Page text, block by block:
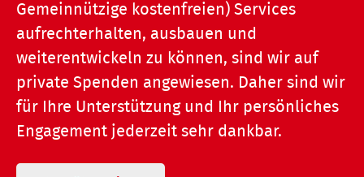
Gemeinnützige kostenfreien) Services
aufrechterhalten, ausbauen und
weiterentwickeln zu können, sind wir auf
private Spenden angewiesen. Daher sind wir
für Ihre Unterstützung und Ihr persönliches
Engagement jederzeit sehr dankbar.